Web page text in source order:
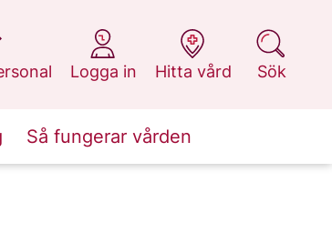
Logga in
på 1177.se
Hitta vård
på 1177.se
Sök
på 1177.se
Så fungerar vården